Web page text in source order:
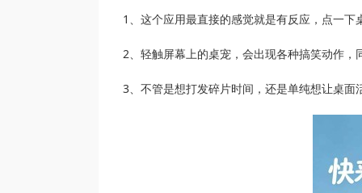
1、这个应用最直接的感觉就是有反应，点一
2、轻触屏幕上的桌宠，会出现各种搞笑动作
3、不管是想打发碎片时间，还是单纯想让桌面